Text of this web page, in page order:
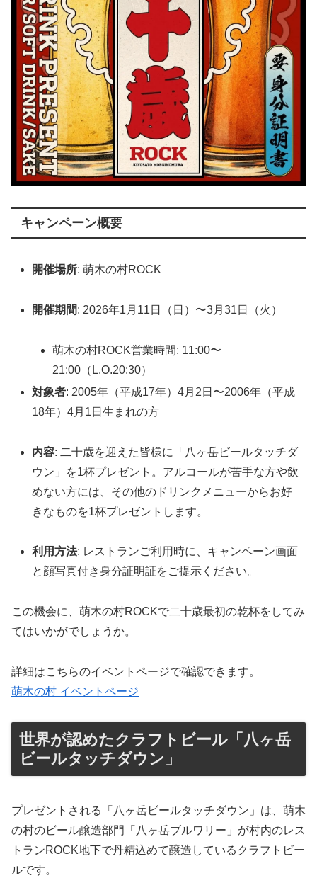
キャンペーン概要
開催場所: 萌木の村ROCK
開催期間: 2026年1月11日（日）〜3月31日（火）
萌木の村ROCK営業時間: 11:00〜
21:00（L.O.20:30）
対象者: 2005年（平成17年）4月2日〜2006年（平成
18年）4月1日生まれの方
内容: 二十歳を迎えた皆様に「八ヶ岳ビールタッチダ
ウン」を1杯プレゼント。アルコールが苦手な方や飲
めない方には、その他のドリンクメニューからお好
きなものを1杯プレゼントします。
利用方法: レストランご利用時に、キャンペーン画面
と顔写真付き身分証明証をご提示ください。
この機会に、萌木の村ROCKで二十歳最初の乾杯をしてみ
てはいかがでしょうか。
詳細はこちらのイベントページで確認できます。
萌木の村 イベントページ
世界が認めたクラフトビール「八ヶ岳
ビールタッチダウン」
プレゼントされる「八ヶ岳ビールタッチダウン」は、萌木
の村のビール醸造部門「八ヶ岳ブルワリー」が村内のレス
トランROCK地下で丹精込めて醸造しているクラフトビー
ルです。